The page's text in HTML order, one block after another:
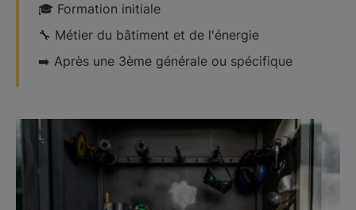
🎓 Formation initiale
​🔧​​​​ Métier du bâtiment et de l'énergie
➡️​ Après une 3ème générale ou spécifique